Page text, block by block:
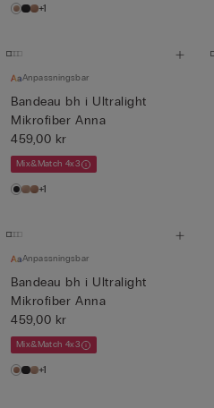
+1
Anpassningsbar
Bandeau bh i Ultralight
Mikrofiber Anna
459,00 kr
Mix&Match 4x3
+1
Anpassningsbar
Bandeau bh i Ultralight
Mikrofiber Anna
459,00 kr
Mix&Match 4x3
+1